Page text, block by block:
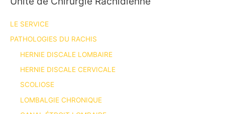
LE SERVICE
PATHOLOGIES DU RACHIS
HERNIE DISCALE LOMBAIRE
HERNIE DISCALE CERVICALE
SCOLIOSE
LOMBALGIE CHRONIQUE